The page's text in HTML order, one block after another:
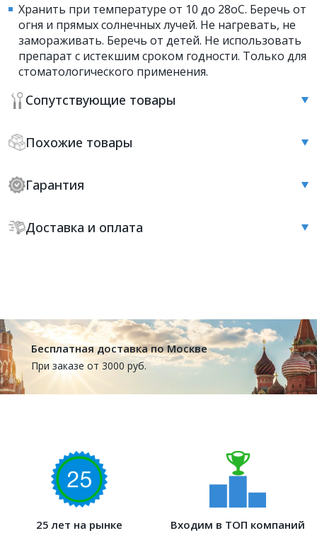
Сопутствующие товары
Похожие товары
Гарантия
Доставка и оплата
Хранить при температуре от 10 до 28оС. Беречь от
огня и прямых солнечных лучей. Не нагревать, не
замораживать. Беречь от детей. Не использовать
препарат с истекшим сроком годности. Только для
стоматологического применения.
Бесплатная доставка по Москве
При заказе от 3000 руб.
25 лет на рынке Входим в ТОП компаний